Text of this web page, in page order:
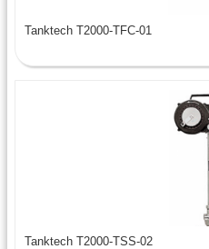
Tanktech T2000-TFC-01
Tanktech T2000-TSS-02